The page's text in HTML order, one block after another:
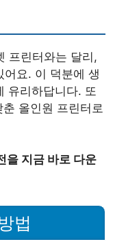
프린터와는 달리,
요. 이 덕분에 생
유리하답니다. 또
올인원 프린터로
을 지금 바로 다운
법